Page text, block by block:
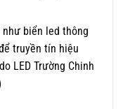
biển led thông
truyền tín hiệu
LED Trường Chinh